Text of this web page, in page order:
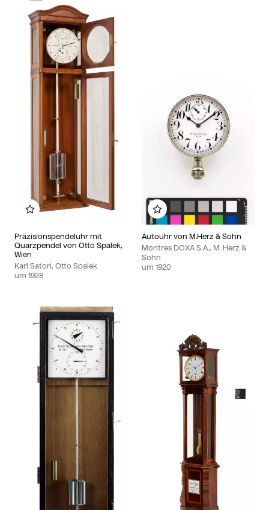
Präzisionspendeluhr mit
Quarzpendel von Otto Spalek,
Wien
Karl Satori, Otto Spalek
um 1928
Zu meinem Album hinzufügen
Autouhr von M.Herz & Sohn
Montres DOXA S.A., M. Herz &
Sohn
um 1920
Zu meinem Album